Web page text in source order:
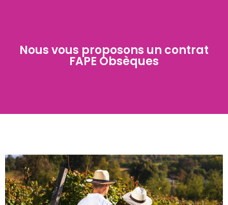
Nous vous proposons un contrat
FAPE Obsèques